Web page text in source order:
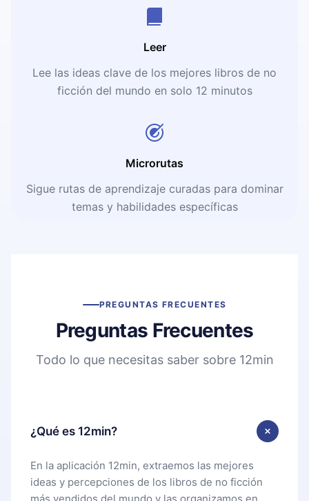
Leer
Lee las ideas clave de los mejores libros de no
ficción del mundo en solo 12 minutos
Microrutas
Sigue rutas de aprendizaje curadas para dominar
temas y habilidades específicas
PREGUNTAS FRECUENTES
Preguntas Frecuentes
Todo lo que necesitas saber sobre 12min
¿Qué es 12min?
En la aplicación 12min, extraemos las mejores
ideas y percepciones de los libros de no ficción